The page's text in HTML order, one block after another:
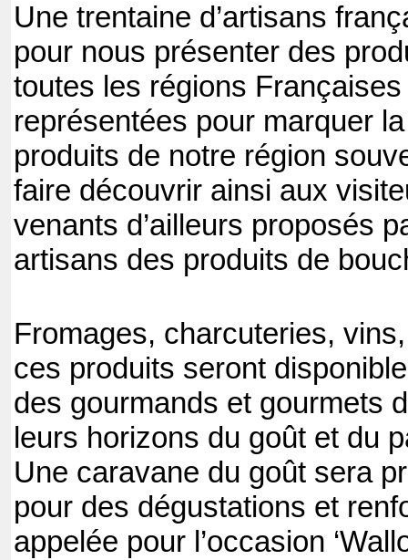
Une trentaine d’artisans
pour nous présenter des
toutes les régions
représentées pour marquer
produits de notre région
faire découvrir ainsi aux
venants d’ailleurs proposés
artisans des produits de
Fromages, charcuteries,
ces produits seront
des gourmands et gourmets
leurs horizons du goût et du
Une caravane du goût sera
pour des dégustations et
appelée pour l’occasion